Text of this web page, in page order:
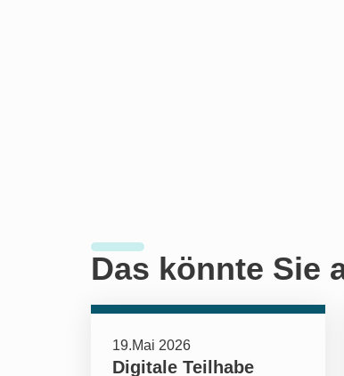
Das könnte Sie
19.Mai 2026
Digitale Teilhabe